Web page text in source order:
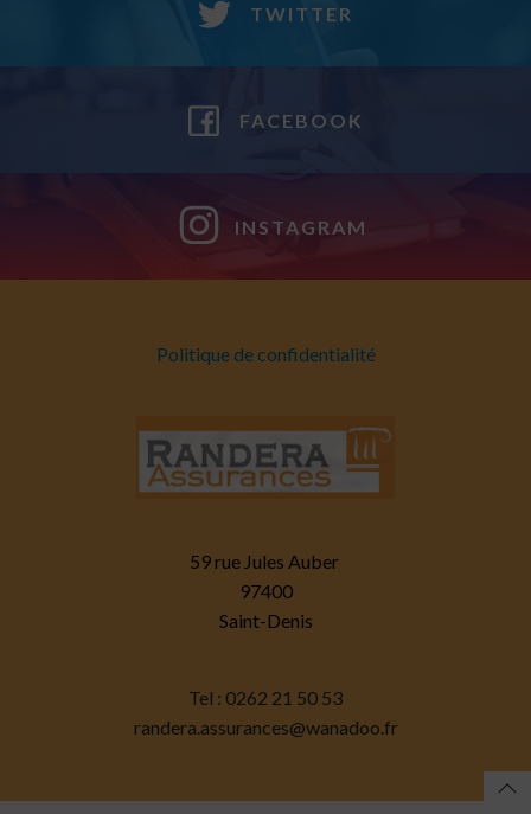
TWITTER
FACEBOOK
INSTAGRAM
59 rue Jules Auber
97400
Saint-Denis
Tel : 0262 21 50 53
randera.assurances@wanadoo.fr
Politique de confidentialité